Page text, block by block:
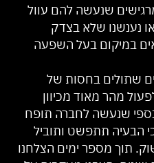
שנעשה להם עוול
נענשנו שלא בצדק
במיקום בעל השפעה
שתולים בחסות של
מהר מאוד מכיוון
שנעשה לחברה תופח
הבעיה תתפשט ותוביל
תוך מספר ימים הצלחנו